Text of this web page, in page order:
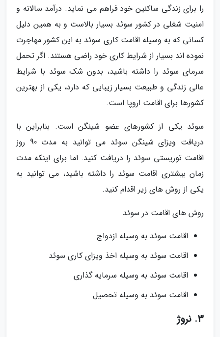
را برای زندگی ساکنین خود فراهم می نماید. درآمد سالانه و
امنیت شغلی در کشور سوئد بسیار بالاست و به همین دلیل
کسانی که به وسیله اقامت کاری سوئد به این کشور مهاجرت
نموده اند بسیار از شرایط کاری خود راضی هستند. اگر تحمل
سرمای سوئد را داشته باشید، بدون شک سوئد با شرایط
عالی زندگی و طبیعت بسیار زیبایی که دارد، یکی از بهترین
کشورها برای اقامت اروپا است.
سوئد یکی از کشورهای عضو شینگن است. بنابراین با
دریافت ویزای شینگن سوئد می توانید به مدت 90 روز
اقامت توریستی سوئد را دریافت کنید. اما برای اینکه مدت
زمان بیشتری اقامت سوئد را داشته باشید، می توانید به
یکی از روش های زیر اقدام کنید.
روش های اقامت در سوئد
اقامت سوئد به وسیله ازدواج
اقامت سوئد به وسیله اخذ ویزای کاری سوئد
اقامت سوئد به وسیله سرمایه گذاری
اقامت سوئد به وسیله تحصیل
3. نروژ